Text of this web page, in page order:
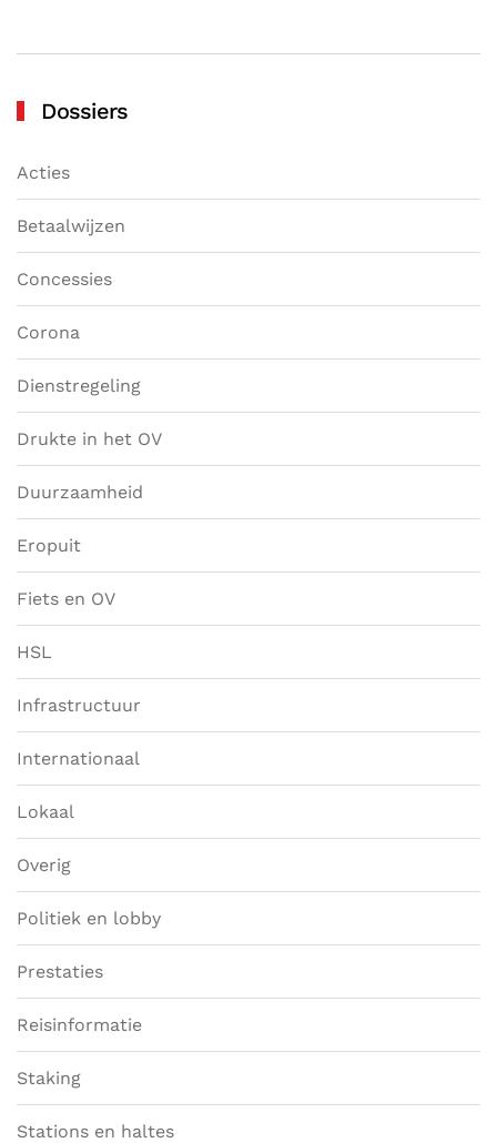
Dossiers
Acties
Betaalwijzen
Concessies
Corona
Dienstregeling
Drukte in het OV
Duurzaamheid
Eropuit
Fiets en OV
HSL
Infrastructuur
Internationaal
Lokaal
Overig
Politiek en lobby
Prestaties
Reisinformatie
Staking
Stations en haltes